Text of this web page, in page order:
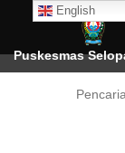
English
Puskesmas